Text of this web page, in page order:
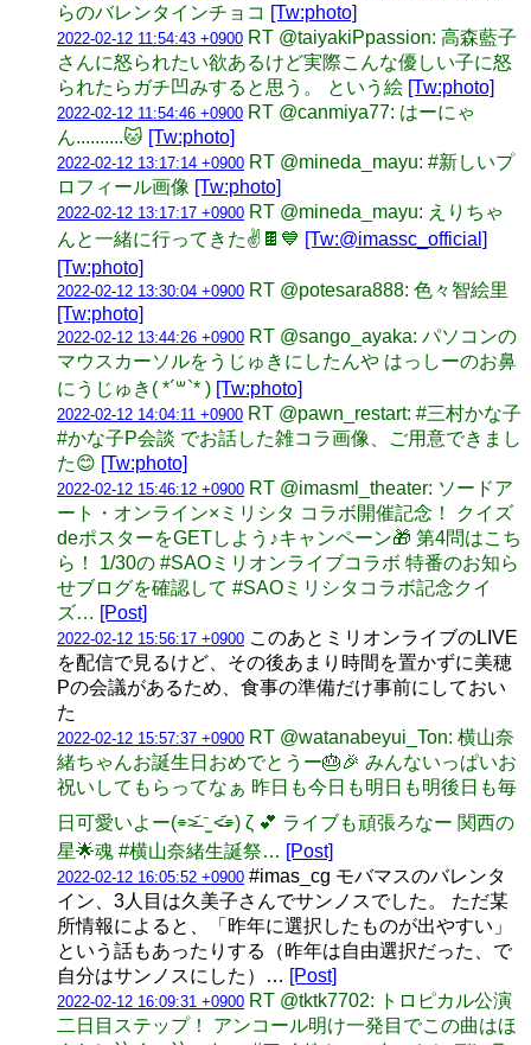
らのバレンタインチョコ [Tw:photo]
2022-02-12 11:54:43 +0900 RT @taiyakiPpassion: 高森藍子
さんに怒られたい欲あるけど実際こんな優しい子に怒
られたらガチ凹みすると思う。 という絵 [Tw:photo]
2022-02-12 11:54:46 +0900 RT @canmiya77: はーにゃ
ん..........🐱 [Tw:photo]
2022-02-12 13:17:14 +0900 RT @mineda_mayu: #新しいプ
ロフィール画像 [Tw:photo]
2022-02-12 13:17:17 +0900 RT @mineda_mayu: えりちゃ
んと一緒に行ってきた✌️🍫💙 [Tw:@imassc_official]
[Tw:photo]
2022-02-12 13:30:04 +0900 RT @potesara888: 色々智絵里
[Tw:photo]
2022-02-12 13:44:26 +0900 RT @sango_ayaka: パソコンの
マウスカーソルをうじゅきにしたんや はっしーのお鼻
にうじゅき( *´꒳`* ) [Tw:photo]
2022-02-12 14:04:11 +0900 RT @pawn_restart: #三村かな子
#かな子P会談 でお話した雑コラ画像、ご用意できまし
た😊 [Tw:photo]
2022-02-12 15:46:12 +0900 RT @imasml_theater: ソードア
ート・オンライン×ミリシタ コラボ開催記念！ クイズ
deポスターをGETしよう♪キャンペーン🎁 第4問はこち
ら！ 1/30の #SAOミリオンライブコラボ 特番のお知ら
せブログを確認して #SAOミリシタコラボ記念クイ
ズ… [Post]
2022-02-12 15:56:17 +0900 このあとミリオンライブのLIVE
を配信で見るけど、その後あまり時間を置かずに美穂
Pの会議があるため、食事の準備だけ事前にしておい
た
2022-02-12 15:57:37 +0900 RT @watanabeyui_Ton: 横山奈
緒ちゃんお誕生日おめでとうー🎂🎉 みんないっぱいお
祝いしてもらってなぁ 昨日も今日も明日も明後日も毎
日可愛いよー(⌯˃̶᷄ ⁻̫ ˂̶᷄⌯) ζ 💕 ライブも頑張ろなー 関西の
星🌟魂 #横山奈緒生誕祭… [Post]
2022-02-12 16:05:52 +0900 #imas_cg モバマスのバレンタ
イン、3人目は久美子さんでサンノスでした。 ただ某
所情報によると、「昨年に選択したものが出やすい」
という話もあったりする（昨年は自由選択だった、で
自分はサンノスにした）… [Post]
2022-02-12 16:09:31 +0900 RT @tktk7702: トロピカル公演
二日目ステップ！ アンコール明け一発目でこの曲はほ